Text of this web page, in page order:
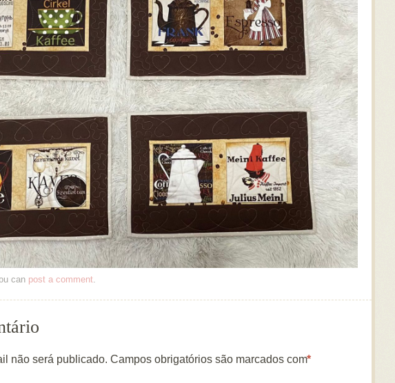
can post a comment
não será publicado. Campos obrigatórios são marcados com*